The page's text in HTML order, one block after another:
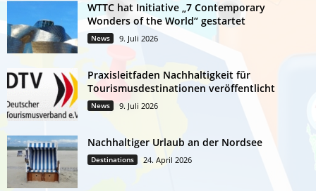
WTTC hat Initiative „7 Contemporary
Wonders of the World“ gestartet
News 9. Juli 2026
Praxisleitfaden Nachhaltigkeit für
Tourismusdestinationen veröffentlicht
News 9. Juli 2026
Nachhaltiger Urlaub an der Nordsee
Destinations 24. April 2026